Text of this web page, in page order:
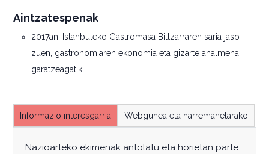
Aintzatespenak
2017an: Istanbuleko Gastromasa Biltzarraren saria jaso
zuen, gastronomiaren ekonomia eta gizarte ahalmena
garatzeagatik.
Informazio interesgarria Webgunea eta harremanetarako
Nazioarteko ekimenak antolatu eta horietan parte